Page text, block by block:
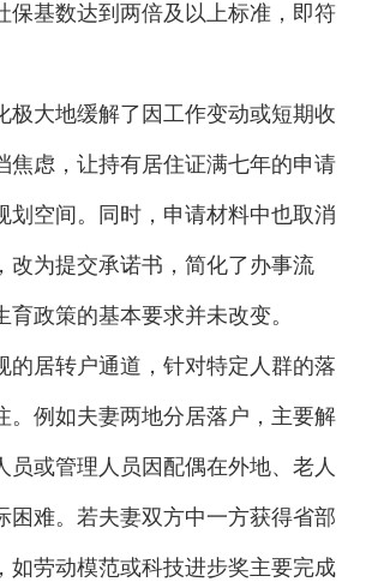
保基数达到两倍及以上标准，即符
大地缓解了因工作变动或短期收
焦虑，让持有居住证满七年的申请
划空间。同时，申请材料中也取消
改为提交承诺书，简化了办事流
政策的基本要求并未改变。
居转户通道，针对特定人群的落
。例如夫妻两地分居落户，主要解
员或管理人员因配偶在外地、老人
困难。若夫妻双方中一方获得省部
如劳动模范或科技进步奖主要完成